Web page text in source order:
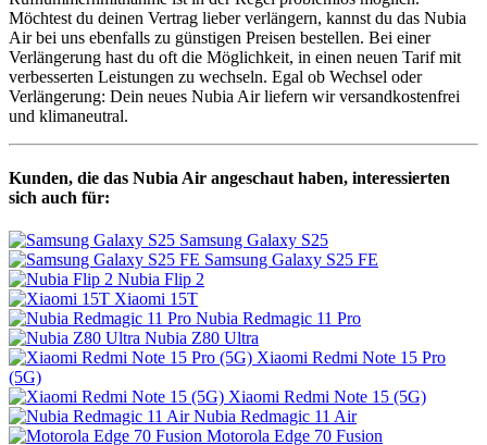
Möchtest du deinen Vertrag lieber verlängern, kannst du das Nubia
Air bei uns ebenfalls zu günstigen Preisen bestellen. Bei einer
Verlängerung hast du oft die Möglichkeit, in einen neuen Tarif mit
verbesserten Leistungen zu wechseln. Egal ob Wechsel oder
Verlängerung: Dein neues Nubia Air liefern wir versandkostenfrei
und klimaneutral.
Kunden, die das Nubia Air angeschaut haben, interessierten
sich auch für:
Samsung Galaxy S25
Samsung Galaxy S25 FE
Nubia Flip 2
Xiaomi 15T
Nubia Redmagic 11 Pro
Nubia Z80 Ultra
Xiaomi Redmi Note 15 Pro
(5G)
Xiaomi Redmi Note 15 (5G)
Nubia Redmagic 11 Air
Motorola Edge 70 Fusion